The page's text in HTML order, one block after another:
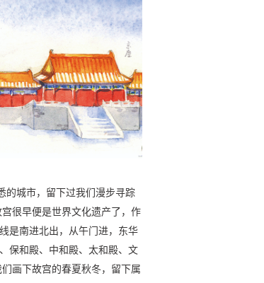
的城市，留下过我们漫步寻踪
很早便是世界文化遗产了，作
是南进北出，从午门进，东华
保和殿、中和殿、太和殿、文
画下故宫的春夏秋冬，留下属